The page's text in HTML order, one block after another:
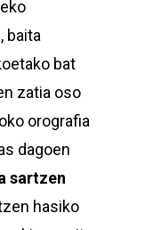
baita
bat
zatia oso
orografia
dagoen
sartzen
hasiko